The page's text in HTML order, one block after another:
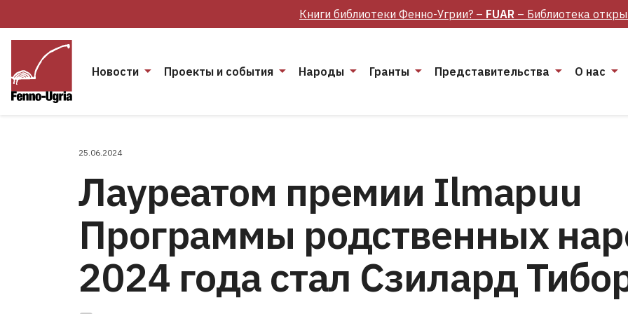
Книги библиотеки Фенно-Угрии? – FUAR – Библиотека
Новости Проекты и события Народы Гранты Представительства О нас
25.06.2024
Лауреатом премии Ilmapuu
Программы родственных
2024 года стал Сзилард